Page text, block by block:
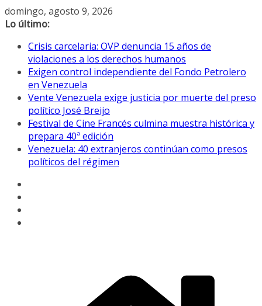
Saltar
al
domingo, agosto 9, 2026
Lo último:
Crisis carcelaria: OVP denuncia 15 años de
violaciones a los derechos humanos
Exigen control independiente del Fondo Petrolero
en Venezuela
Vente Venezuela exige justicia por muerte del preso
político José Breijo
Festival de Cine Francés culmina muestra histórica y
prepara 40ª edición
Venezuela: 40 extranjeros continúan como presos
políticos del régimen